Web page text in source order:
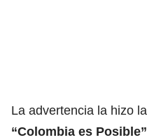
La advertencia la hizo la
“Colombia es Posible”